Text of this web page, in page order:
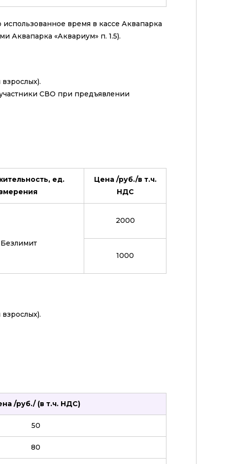
время в кассе Аквапарка
Аквапарка «Аквариум» п. 1.5).
СВО при предъявлении
ед.
Цена /руб./в т.ч.
НДС
2000
1000
/руб./ (в т.ч. НДС)
50
80